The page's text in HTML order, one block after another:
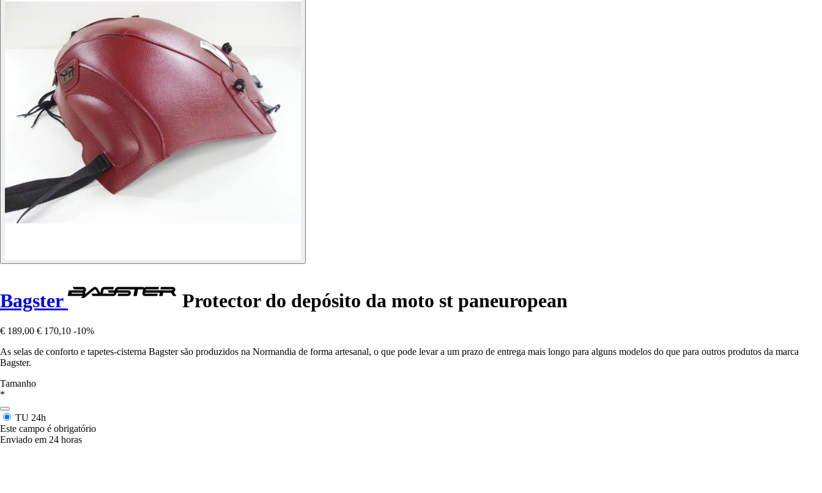
Bagster Protector do depósito da moto st paneuropean
€ 189,00 € 170,10 -10%
As selas de conforto e tapetes-cisterna Bagster são produzidos na Normandia de forma artesanal, o que pode levar a um prazo de entrega mais longo para alguns modelos do que para outros produtos da marca
Bagster.
Tamanho
*
TU 24h
Este campo é obrigatório
Enviado em 24 horas